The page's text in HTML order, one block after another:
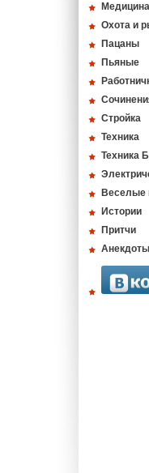
Медицина
Охота и
Пацаны
Пьяные
Стройка
Техника
Техника
Веселые
Истории
Притчи
Анекдоты